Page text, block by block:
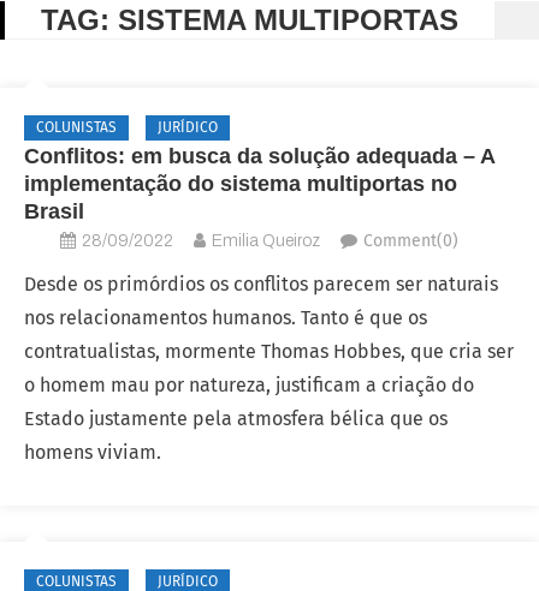
TAG: SISTEMA MULTIPORTAS
COLUNISTAS JURÍDICO
Conflitos: em busca da solução adequada – A
implementação do sistema multiportas no
Brasil
28/09/2022 Emilia Queiroz Comment(0)
Desde os primórdios os conflitos parecem ser naturais
nos relacionamentos humanos. Tanto é que os
contratualistas, mormente Thomas Hobbes, que cria ser
o homem mau por natureza, justificam a criação do
Estado justamente pela atmosfera bélica que os
homens viviam.
COLUNISTAS JURÍDICO